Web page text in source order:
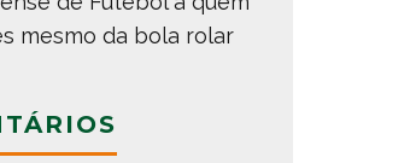
mesmo da bola rolar